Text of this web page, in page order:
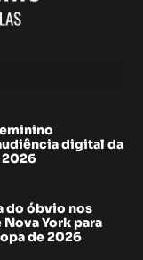
digital da
2026
do óbvio nos
York para
de 2026